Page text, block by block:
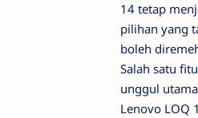
14 tetap
pilihan yang
boleh
Salah satu
unggul
Lenovo LOQ